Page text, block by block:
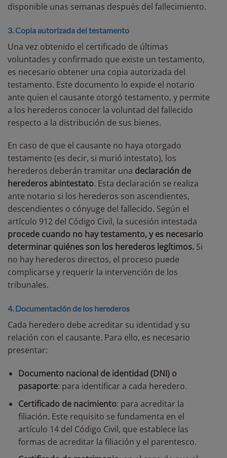
disponible unas semanas después del fallecimiento.
3. Copia autorizada del testamento
Una vez obtenido el certificado de últimas
voluntades y confirmado que existe un testamento,
es necesario obtener una copia autorizada del
testamento. Este documento lo expide el notario
ante quien el causante otorgó testamento, y permite
a los herederos conocer la voluntad del fallecido
respecto a la distribución de sus bienes.
En caso de que el causante no haya otorgado
testamento (es decir, si murió intestato), los
herederos deberán tramitar una declaración de
herederos abintestato. Esta declaración se realiza
ante notario si los herederos son ascendientes,
descendientes o cónyuge del fallecido. Según el
artículo 912 del Código Civil, la sucesión intestada
procede cuando no hay testamento, y es necesario
determinar quiénes son los herederos legítimos. Si
no hay herederos directos, el proceso puede
complicarse y requerir la intervención de los
tribunales.
4. Documentación de los herederos
Cada heredero debe acreditar su identidad y su
relación con el causante. Para ello, es necesario
presentar:
Documento nacional de identidad (DNI) o
pasaporte: para identificar a cada heredero.
Certificado de nacimiento: para acreditar la
filiación. Este requisito se fundamenta en el
artículo 14 del Código Civil, que establece las
formas de acreditar la filiación y el parentesco.